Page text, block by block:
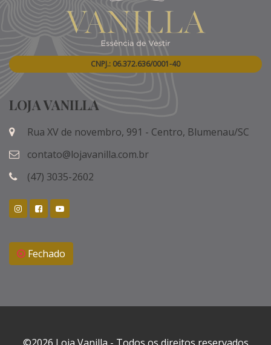
CNPJ.: 06.372.636/0001-40
LOJA VANILLA
Rua XV de novembro, 991 - Centro, Blumenau/SC
contato@lojavanilla.com.br
(47) 3035-2602
Instagram
FacebookPodcast @Profival - Aprenda como encantar seu
Fechado